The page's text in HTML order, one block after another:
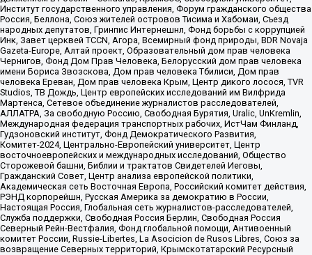
Институт государственного управления, Форум гражданского общества
Россия, Беллона, Союз жителей островов Тисима и Хабомаи, Съезд
народных депутатов, Гринпис Интернешнл, Фонд борьбы с коррупцией
Инк, Завет церквей TCCN, Агора, Всемирный фонд природы, BDR Novaja
Gazeta-Europe, Алтай проект, Образовательный дом прав человека
Чернигов, Фонд Дом Прав Человека, Белорусский дом прав человека
имени Бориса Звозскова, Дом прав человека Тбилиси, Дом прав
человека Ереван, Дом прав человека Крым, Центр дикого лосося, TVR
Studios, ТВ Дождь, Центр европейских исследований им Вилфрида
Мартенса, Сетевое объединение журналистов расследователей,
АЛЛАТРА, За свободную Россию, Свободная Бурятия, Uralic, UnKremlin,
Международная федерация транспортных рабочих, ИстЧам Финланд,
Гудзоновский институт, Фонд Демократического Развития,
Комитет-2024, Центрально-Европейский университет, Центр
восточноевропейских и международных исследований, Общество
Сторожевой башни, Библии и трактатов Свидетелей Иеговы,
Гражданский Совет, Центр анализа европейской политики,
Академическая сеть Восточная Европа, Российский комитет действия,
РЭНД корпорейшн, Русская Америка за демократию в России,
Настоящая Россия, Глобальная сеть журналистов-расследователей,
Служба поддержки, Свободная Россия Берлин, Свободная Россия
Северный Рейн-Вестфалия, Фонд глобальной помощи, Антивоенный
комитет России, Russie-Libertes, La Asocicion de Rusos Libres, Союз за
возвращение Северных территорий, Крымскотатарский Ресурсный